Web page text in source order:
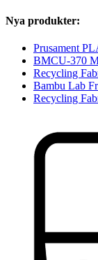
Nya produkter:
Prusament
BMCU-370
Recycling
Bambu Lab
Recycling